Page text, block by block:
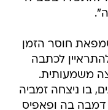
חוסר הזמן
לכתבה
משמעותית.
בו ניצחה זמביה
בה ופאפיס